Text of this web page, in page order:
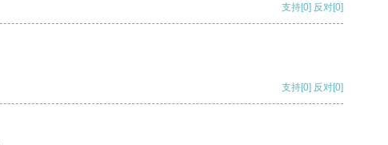
支持[0] 反对[0]
支持[0] 反对[0]